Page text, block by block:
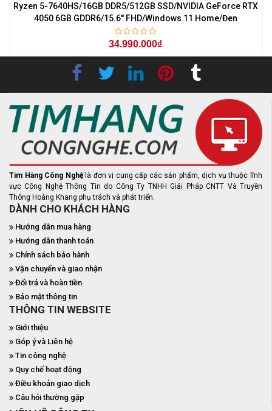
Ryzen 5-7640HS/16GB DDR5/512GB SSD/NVIDIA GeForce RTX
4050 6GB GDDR6/15.6'' FHD/Windows 11 Home/Đen
34.990.000₫
Tìm Hàng Công Nghệ là đơn vị cung cấp các sản phẩm, dịch vụ thuộc lĩnh
vực Công Nghệ Thông Tin do Công Ty TNHH Giải Pháp CNTT Và Truyền
Thông Hoàng Khang phụ trách và phát triển.
DÀNH CHO KHÁCH HÀNG
Hướng dẫn mua hàng
Hướng dẫn thanh toán
Chính sách bảo hành
Vận chuyển và giao nhận
Đổi trả và hoàn tiền
Bảo mật thông tin
THÔNG TIN WEBSITE
Giới thiệu
Góp ý và Liên hệ
Tin công nghệ
Quy chế hoạt động
Điều khoản giao dịch
Câu hỏi thường gặp